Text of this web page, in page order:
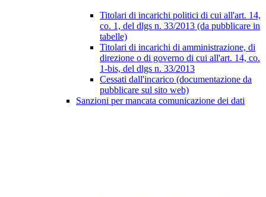
Titolari di incarichi politici di cui all'art. 14,
co. 1, del dlgs n. 33/2013 (da pubblicare in
tabelle)
Titolari di incarichi di amministrazione, di
direzione o di governo di cui all'art. 14, co.
1-bis, del dlgs n. 33/2013
Cessati dall'incarico (documentazione da
pubblicare sul sito web)
Sanzioni per mancata comunicazione dei dati